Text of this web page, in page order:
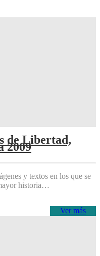
de Libertad,
2009
y textos en los que se
historia…
Ver más